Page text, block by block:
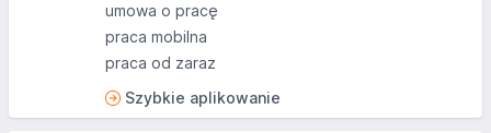
umowa o pracę
praca mobilna
praca od zaraz
Szybkie aplikowanie